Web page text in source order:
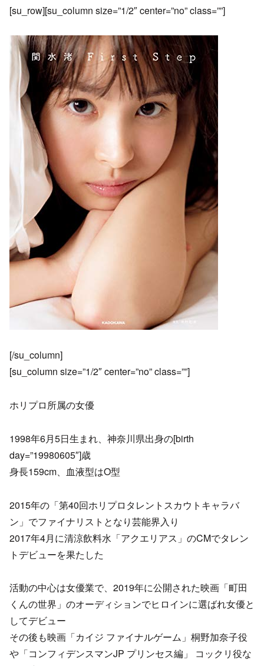
[su_row][su_column size=”1/2″ center=”no” class=””]
[/su_column]
[su_column size=”1/2″ center=”no” class=””]
ホリプロ所属の女優
1998年6月5日生まれ、神奈川県出身の[birth
day=”19980605″]歳
身長159cm、血液型はO型
2015年の「第40回ホリプロタレントスカウトキャラバ
ン」でファイナリストとなり芸能界入り
2017年4月に清涼飲料水「アクエリアス」のCMでタレン
トデビューを果たした
活動の中心は女優業で、2019年に公開された映画「町田
くんの世界」のオーディションでヒロインに選ばれ女優と
してデビュー
その後も映画「カイジ ファイナルゲーム」桐野加奈子役
や「コンフィデンスマンJP プリンセス編」 コックリ役な